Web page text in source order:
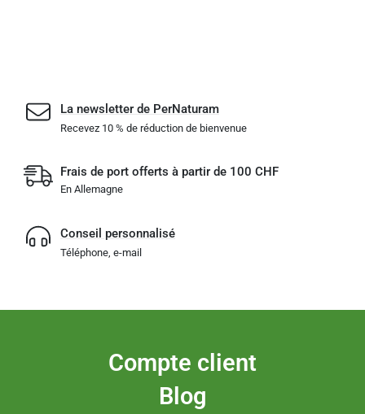
La newsletter de PerNaturam
Recevez 10 % de réduction de bienvenue
Frais de port offerts à partir de 100 CHF
En Allemagne
Conseil personnalisé
Téléphone, e-mail
Compte client
Blog